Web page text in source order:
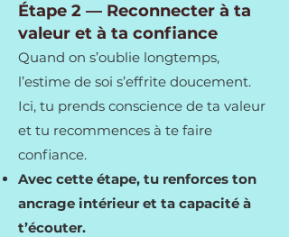
Étape 2 — Reconnecter à ta
valeur et à ta confiance
Quand on s’oublie longtemps,
l’estime de soi s’effrite doucement.
Ici, tu prends conscience de ta valeur
et tu recommences à te faire
confiance.
Avec cette étape, tu renforces ton
ancrage intérieur et ta capacité à
t’écouter.